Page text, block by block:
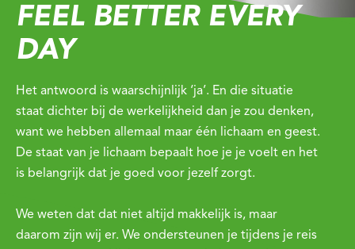
FEEL BETTER EVERY
DAY
Het antwoord is waarschijnlijk ‘ja’. En die situatie
staat dichter bij de werkelijkheid dan je zou denken,
want we hebben allemaal maar één lichaam en geest.
De staat van je lichaam bepaalt hoe je je voelt en het
is belangrijk dat je goed voor jezelf zorgt.
We weten dat dat niet altijd makkelijk is, maar
daarom zijn wij er. We ondersteunen je tijdens je reis